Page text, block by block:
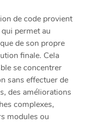
de code provient
permet au
de son propre
finale. Cela
se concentrer
sans effectuer de
des améliorations
complexes,
modules ou